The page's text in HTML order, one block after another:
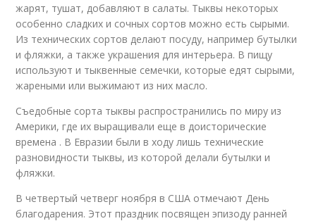
жарят, тушат, добавляют в салаты. Тыквы некоторых
особенно сладких и сочных сортов можно есть сырыми.
Из технических сортов делают посуду, например бутылки
и фляжки, а также украшения для интерьера. В пищу
используют и тыквенные семечки, которые едят сырыми,
жареными или выжимают из них масло.
Съедобные сорта тыквы распространились по миру из
Америки, где их выращивали еще в доисторические
времена . В Евразии были в ходу лишь технические
разновидности тыквы, из которой делали бутылки и
фляжки.
В четвертый четверг ноября в США отмечают День
благодарения. Этот праздник посвящен эпизоду ранней